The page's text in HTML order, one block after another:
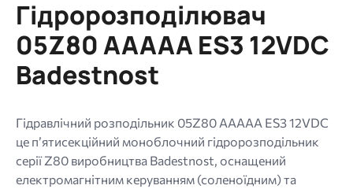
МБ.
Дозволені
типи:
gif
jpg
png.
Гідророзподілювач
05Z80 AAAAA ES3 12VDC
Badestnost
Гідравлічний розподільник 05Z80 AAAAA ES3 12VDC
це п’ятисекційний моноблочний гідророзподільник
серії Z80 виробництва Badestnost, оснащений
електромагнітним керуванням (соленоїдним) та